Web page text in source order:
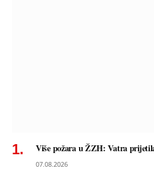
Više požara u ŽZH: Vatra
07.08.2026